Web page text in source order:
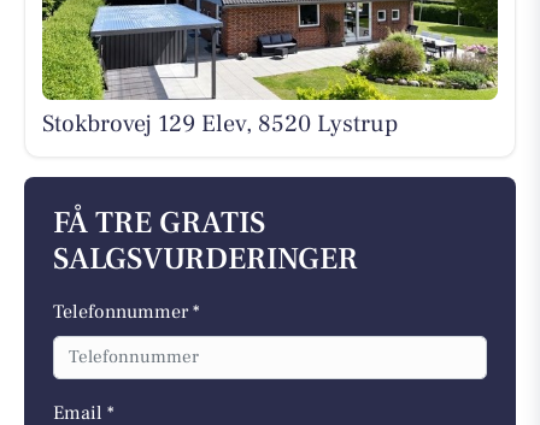
Stokbrovej 129 Elev, 8520 Lystrup
FÅ TRE GRATIS
SALGSVURDERINGER
Telefonnummer *
Email *